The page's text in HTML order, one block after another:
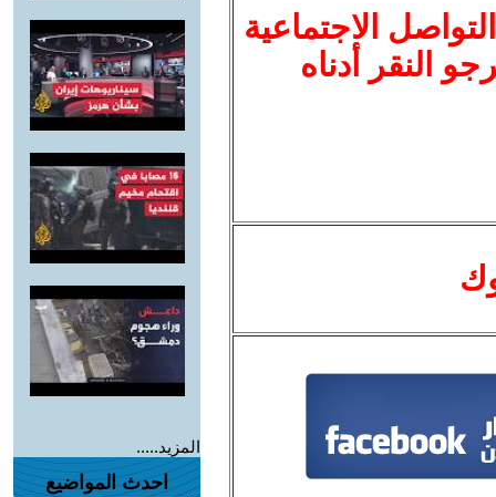
الاجتماعية
النقر أدناه
المزيد.....
احدث المواضيع